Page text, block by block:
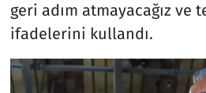
geri adım atmayacağız ve
ifadelerini kullandı.